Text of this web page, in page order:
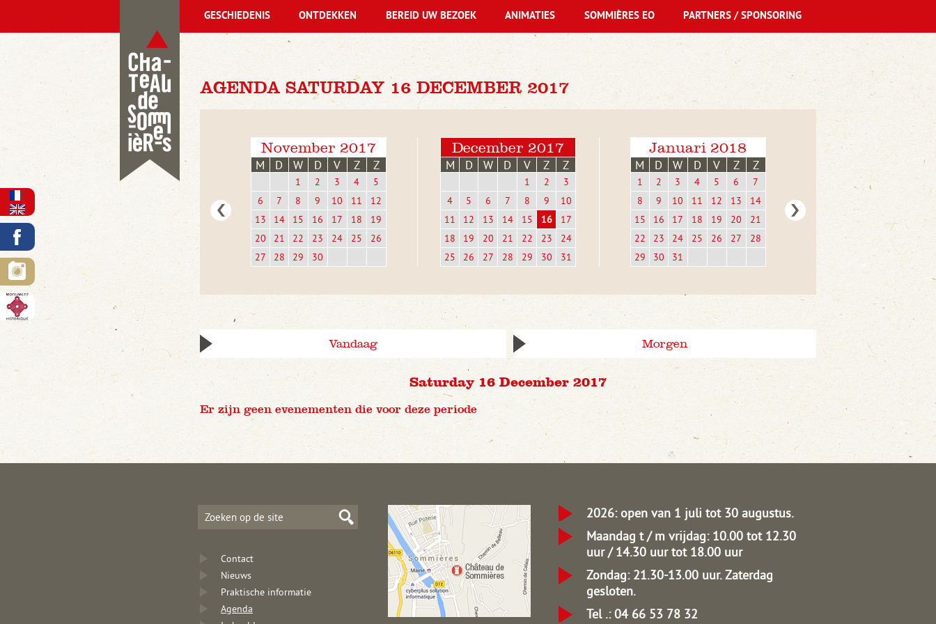
AGENDA SATURDAY 16 DECEMBER 2017
November 2017
M D W D V Z Z
1 2 3 4
5
6
7 8 9 10 11
12
13
14 15 16 17 18
19
20
21 22 23 24 25
26
27
28 29 30
December 2017
M D W D V Z Z
1 2
3
4
5 6 7 8 9
10
11
12 13 14 15 16
17
18
19 20 21 22 23
24
25
26 27 28 29 30 31
Januari 2018
M D W D V Z Z
1 2 3 4 5 6
7
8
9 10 11 12 13
14
15
16 17 18 19 20
21
22
23 24 25 26 27
28
29
30 31
Vandaag Morgen
Saturday 16 December 2017
Er zijn geen evenementen die voor deze periode
GESCHIEDENIS ONTDEKKEN BEREID UW BEZOEK ANIMATIES SOMMIÈRES EO PARTNERS / SPONSORING
Contact
Nieuws
Praktische informatie
Agenda
2026: open van 1 juli tot 30 augustus.
Maandag t / m vrijdag: 10.00 tot 12.30
uur / 14.30 uur tot 18.00 uur
Zondag: 21.30-13.00 uur.Zaterdag
gesloten.
Tel .: 04 66 53 78 32